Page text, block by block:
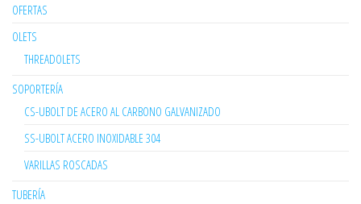
OFERTAS
OLETS
THREADOLETS
SOPORTERÍA
CS-UBOLT DE ACERO AL CARBONO GALVANIZADO
SS-UBOLT ACERO INOXIDABLE 304
VARILLAS ROSCADAS
TUBERÍA